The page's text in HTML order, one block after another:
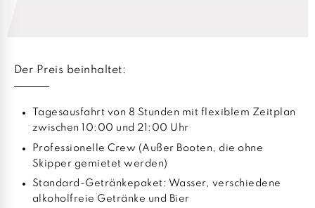
Der Preis beinhaltet:
Tagesausfahrt von 8 Stunden mit flexiblem Zeitplan
zwischen 10:00 und 21:00 Uhr
Professionelle Crew (Außer Booten, die ohne
Skipper gemietet werden)
Standard-Getränkepaket: Wasser, verschiedene
alkoholfreie Getränke und Bier